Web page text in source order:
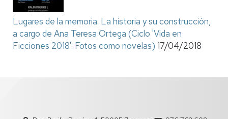
Lugares de la memoria. La historia y su construcción,
a cargo de Ana Teresa Ortega (Ciclo 'Vida en
Ficciones 2018': Fotos como novelas) 17/04/2018